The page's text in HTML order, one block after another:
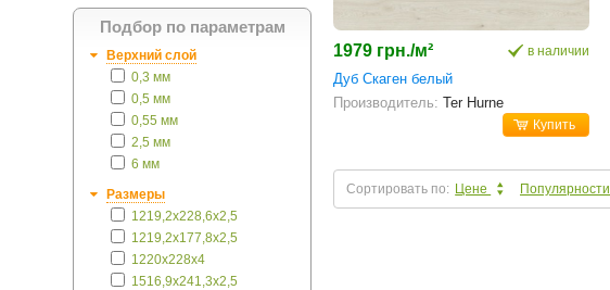
Подбор по параметрам
Верхний слой
0,3 мм
0,5 мм
0,55 мм
2,5 мм
6 мм
Размеры
1219,2x228,6x2,5
1219,2х177,8х2,5
1220х228х4
1516,9x241,3x2,5
1979 грн./м² в наличии
Дуб Скаген белый
Производитель: Ter Hurne
Купить
Сортировать по: Цене Популярности